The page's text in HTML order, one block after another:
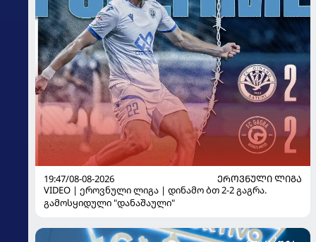
19:47/08-08-2026
ᲔᲠᲝᲕᲜᲣᲚᲘ ᲚᲘᲒᲐ
VIDEO | ეროვნული ლიგა | დინამო ბთ 2-2 გაგრა.
გამოსყიდული "დანაშაული"